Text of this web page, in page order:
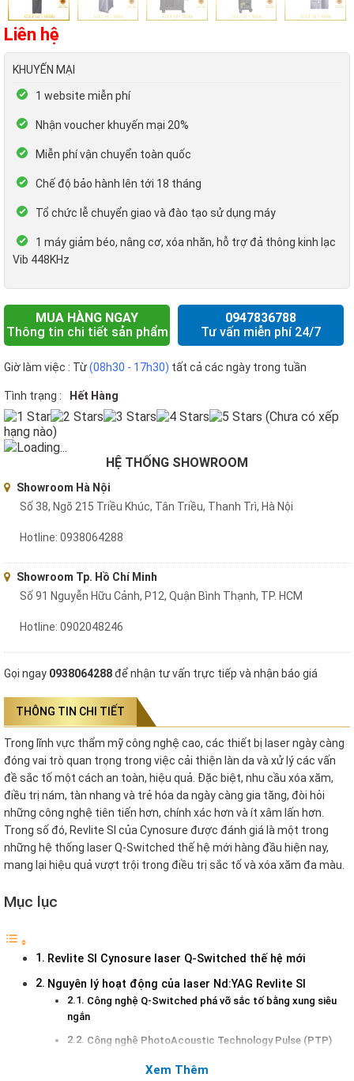
Liên hệ
KHUYẾN MẠI
1 website miễn phí
Nhận voucher khuyến mại 20%
Miễn phí vận chuyển toàn quốc
Chế độ bảo hành lên tới 18 tháng
Tổ chức lễ chuyển giao và đào tạo sử dụng máy
1 máy giảm béo, nâng cơ, xóa nhăn, hỗ trợ đả thông kinh lạc
Vib 448KHz
MUA HÀNG NGAY
Thông tin chi tiết sản phẩm
0947836788
Tư vấn miễn phí 24/7
Giờ làm việc : Từ(08h30 - 17h30) tất cả các ngày trong tuần
Tình trạng : Hết Hàng
(Chưa có xếp
hạng nào)
Loading...
HỆ THỐNG SHOWROOM
Showroom Hà Nội
Số 38, Ngõ 215 Triều Khúc, Tân Triều, Thanh Trì, Hà Nội
Hotline: 0938064288
Showroom Tp. Hồ Chí Minh
Số 91 Nguyễn Hữu Cảnh, P12, Quận Bình Thạnh, TP. HCM
Hotline: 0902048246
Gọi ngay 0938064288để nhận tư vấn trực tiếp và nhận báo giá
THÔNG TIN CHI TIẾT
Trong lĩnh vực thẩm mỹ công nghệ cao, các thiết bị laser ngày càng
đóng vai trò quan trọng trong việc cải thiện làn da và xử lý các vấn
đề sắc tố một cách an toàn, hiệu quả. Đặc biệt, nhu cầu xóa xăm,
điều trị nám, tàn nhang và trẻ hóa da ngày càng gia tăng, đòi hỏi
những công nghệ tiên tiến hơn, chính xác hơn và ít xâm lấn hơn.
Trong số đó, Revlite SI của Cynosure được đánh giá là một trong
những hệ thống laser Q-Switched thế hệ mới hàng đầu hiện nay,
mang lại hiệu quả vượt trội trong điều trị sắc tố và xóa xăm đa màu.
Mục lục
Revlite SI Cynosure laser Q-Switched thế hệ mới
Nguyên lý hoạt động của laser Nd:YAG Revlite SI
Công nghệ Q-Switched phá vỡ sắc tố bằng xung siêu
ngắn
Công nghệ PhotoAcoustic Technology Pulse (PTP)
Đa bước sóng điều trị nhiều loại sắc tố
Xem Thêm